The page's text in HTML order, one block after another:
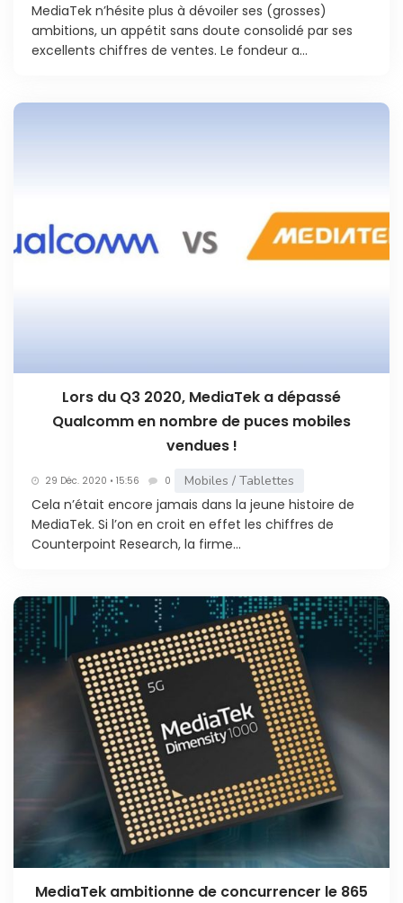
MediaTek n’hésite plus à dévoiler ses (grosses)
ambitions, un appétit sans doute consolidé par ses
excellents chiffres de ventes. Le fondeur a...
Lors du Q3 2020, MediaTek a dépassé
Qualcomm en nombre de puces mobiles
vendues !
29 Déc. 2020 • 15:56 0 Mobiles / Tablettes
Cela n’était encore jamais dans la jeune histoire de
MediaTek. Si l’on en croit en effet les chiffres de
Counterpoint Research, la firme...
MediaTek ambitionne de concurrencer le 865